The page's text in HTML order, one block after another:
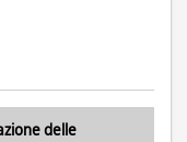
delle